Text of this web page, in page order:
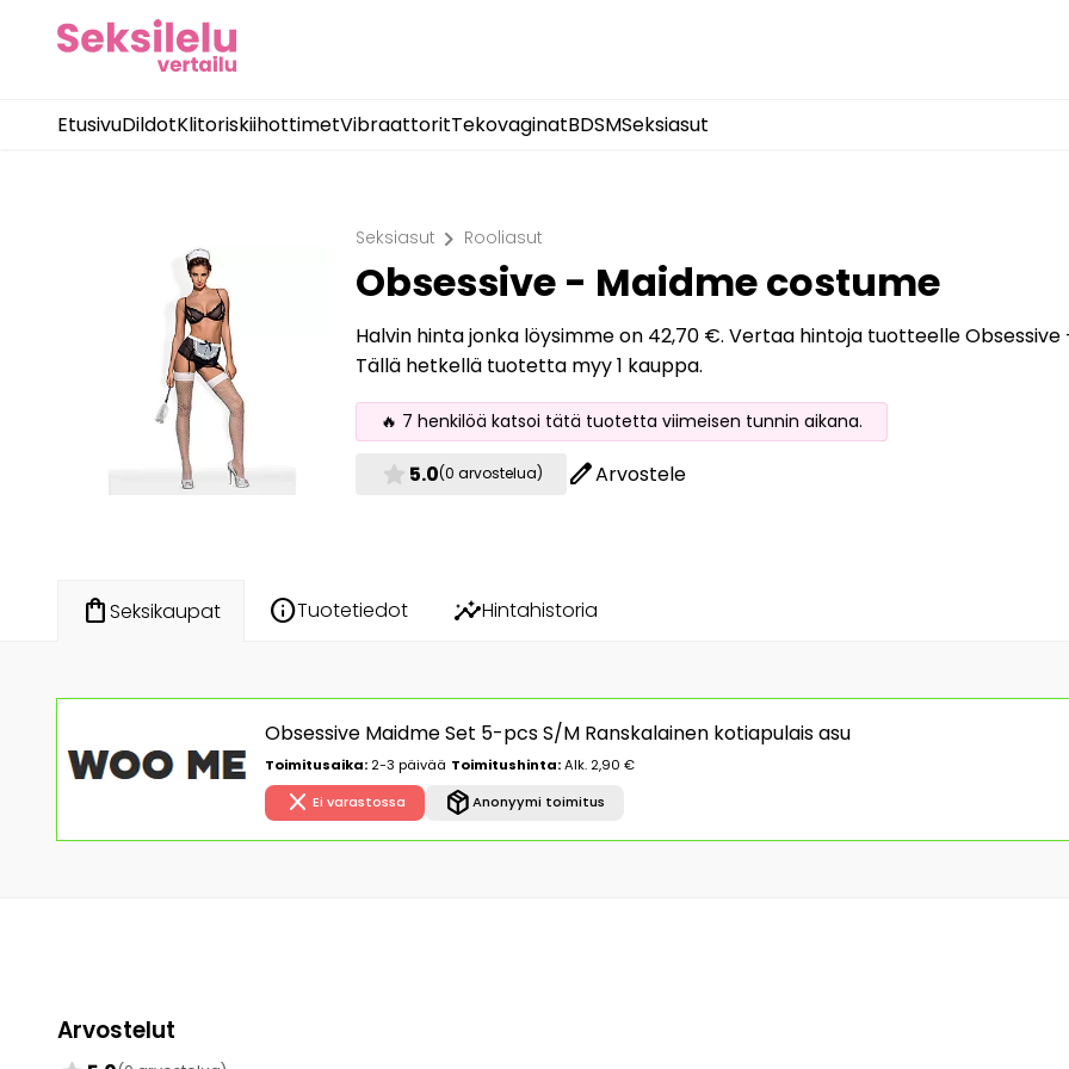
EtusivuDildotKlitoriskiihottimetVibraattoritTekovaginatBDSMSeksiasut
Seksiasut chevron_right Rooliasut
Obsessive - Maidme costume
Halvin hinta jonka löysimme on 42,70 €. Vertaa hintoja tuotteelle
Tällä hetkellä tuotetta myy 1 kauppa.
🔥 7 henkilöä katsoi tätä tuotetta viimeisen tunnin aikana.
star 5.0(0 arvostelua) editArvostele
shopping_bagSeksikaupat infoTuotetiedot insightsHintahistoria
Obsessive Maidme Set 5-pcs S/M Ranskalainen kotiapulais asu
Toimitusaika: 2-3 päivää Toimitushinta:Alk. 2,90 €
close Ei varastossa package_2Anonyymi toimitus
Arvostelut